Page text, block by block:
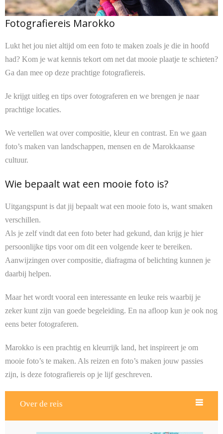
Contact
Fotografiereis Marokko
Lukt het jou niet altijd om een foto te maken zoals je die in hoofd
had? Kom je wat kennis tekort om net dat mooie plaatje te schieten?
Ga dan mee op deze prachtige fotografiereis.
Je krijgt uitleg en tips over fotograferen en we brengen je naar
prachtige locaties.
We vertellen wat over compositie, kleur en contrast. En we gaan
foto’s maken van landschappen, mensen en de Marokkaanse
cultuur.
Wie bepaalt wat een mooie foto is?
Uitgangspunt is dat jij bepaalt wat een mooie foto is, want smaken
verschillen.
Als je zelf vindt dat een foto beter had gekund, dan krijg je hier
persoonlijke tips voor om dit een volgende keer te bereiken.
Aanwijzingen over compositie, diafragma of belichting kunnen je
daarbij helpen.
Maar het wordt vooral een interessante en leuke reis waarbij je
zeker kunt zijn van goede begeleiding. En na afloop kun je ook nog
eens beter fotograferen.
Marokko is een prachtig en kleurrijk land, het inspireert je om
mooie foto’s te maken. Als reizen en foto’s maken jouw passies
zijn, is deze fotografiereis op je lijf geschreven.
Over de reis